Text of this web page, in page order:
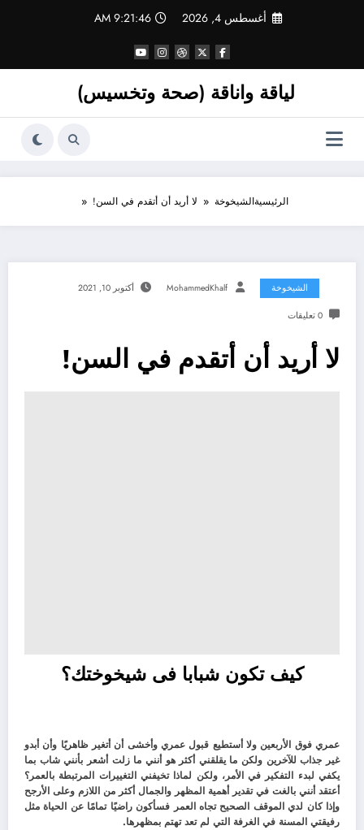
أغسطس 4, 2026 9:21:47 AM
لياقة واناقة (صحة وتخسيس)
الرئيسيةالشيخوخة لا أريد أن أتقدم في السن!
الشيخوخة MohammedKhalf أكتوبر 10, 2021
0 تعليقات
لا أريد أن أتقدم في السن!
كيف تكون شبابا فى شيخوختك؟
عمري فوق الأربعين ولا أستطيع قبول عمري وأخشى أن أتغير ظاهريًا وأن أبدو
غير جذاب للآخرين ولكن ما يقلقني أكثر هو أنني ما زلت أشعر بأنني شاب بما
يكفي لبدء التفكير في الأمر، ولكن لماذا تخيفني التغييرات المرتبطة بالعمر؟
أعتقد أنني بالغت في تقدير أهمية المظهر والجمال أكثر من اللازم وعلى الأرجح
وإذا كان لدي الموقف الصحيح تجاه العمر فسأكون راضيًا تمامًا عن الحياة مثل
رفيقتي المسنة في الغرفة التي لم تعد تهتم بمظهرها.